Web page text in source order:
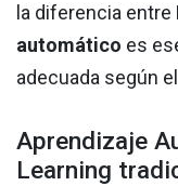
la diferencia entre
automático es
adecuada según
Aprendizaje
Learning